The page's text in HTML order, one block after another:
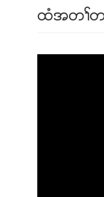
ထံအတႈတ